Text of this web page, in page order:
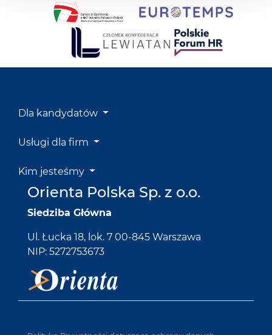
Dla kandydatów
Usługi dla firm
Kim jesteśmy
Orienta Polska Sp. z o.o.
Siedziba Główna
Ul. Łucka 18, lok. 7 00-845 Warszawa
NIP: 5272753673